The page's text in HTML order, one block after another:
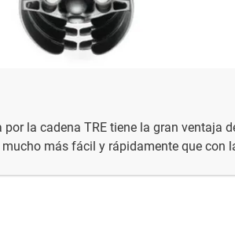
la cadena TRE tiene la gran ventaja
más fácil y rápidamente que con